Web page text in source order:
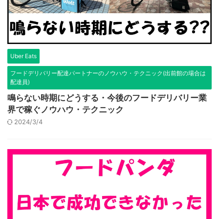
Uber Eats
フードデリバリー配達パートナーのノウハウ・テクニック(出前館の場合は
配達員)
鳴らない時期にどうする・今後のフードデリバリー業
界で稼ぐノウハウ・テクニック
2024/3/4